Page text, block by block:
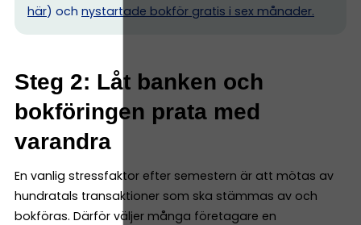
här) och nystartade bokför gratis i sex månader.
Steg 2: Låt banken och
bokföringen prata med
varandra
En vanlig stressfaktor efter semestern är att mötas av
hundratals transaktioner som ska stämmas av och
bokföras. Därför väljer många företagare en